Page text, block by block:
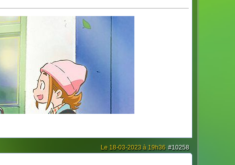
#10258
Le 18-03-2023 à 19h36